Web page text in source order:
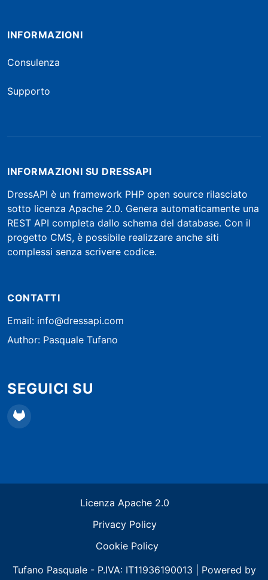
INFORMAZIONI
Consulenza
Supporto
INFORMAZIONI SU DRESSAPI
DressAPI è un framework PHP open source rilasciato
sotto licenza Apache 2.0. Genera automaticamente una
REST API completa dallo schema del database. Con il
progetto CMS, è possibile realizzare anche siti
complessi senza scrivere codice.
CONTATTI
Email: info@dressapi.com
Author: Pasquale Tufano
SEGUICI SU
GitLab
Licenza Apache 2.0
Privacy Policy
Cookie Policy
Tufano Pasquale - P.IVA: IT11936190013 | Powered by